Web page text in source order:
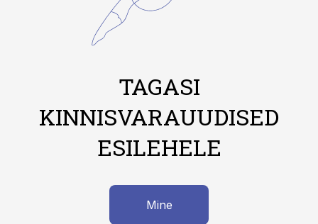
TAGASI
KINNISVARAUUDISED
ESILEHELE
Mine